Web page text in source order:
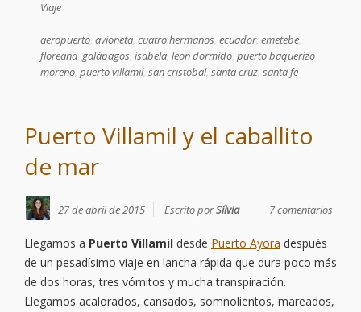
Viaje
aeropuerto, avioneta, cuatro hermanos, ecuador, emetebe,
floreana, galápagos, isabela, leon dormido, puerto baquerizo
moreno, puerto villamil, san cristobal, santa cruz, santa fe
Puerto Villamil y el caballito
de mar
27 de abril de 2015 7 comentarios
Escrito porSílvia
Llegamos a Puerto Villamil desde Puerto Ayora después
de un pesadísimo viaje en lancha rápida que dura poco más
de dos horas, tres vómitos y mucha transpiración.
Llegamos acalorados, cansados, somnolientos, mareados,